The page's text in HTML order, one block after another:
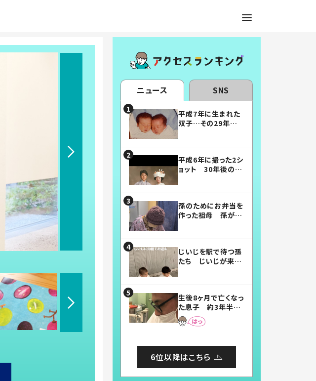
ニュース SNS
平成7年に生まれた
双子…その29年後
平成6年に撮った2シ
ョット 30年後の姿
孫のためにお弁当を
作った祖母 孫が絶
じいじを駅で待つ孫
たち じいじが来た
まらない」「幸せにな
れる」
生後8ヶ月で亡くなっ
た息子 約3年半
後、当時の妻の日記
に書いてあった本音
6位以降はこちら